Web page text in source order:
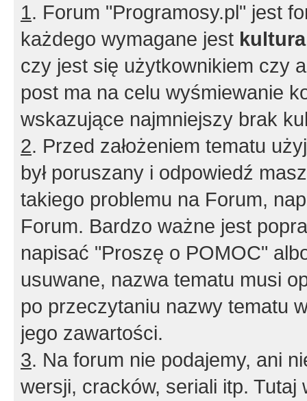
1. Forum "Programosy.pl" jest
każdego wymagane jest
czy jest się użytkownikiem czy
post ma na celu wyśmiewanie
wskazujące najmniejszy brak
2. Przed założeniem tematu
był poruszany i odpowiedź
takiego problemu na Forum,
Forum. Bardzo ważne jest
napisać "Proszę o POMOC"
usuwane, nazwa tematu musi
po przeczytaniu nazwy tematu
jego zawartości.
3. Na forum nie podajemy, ani
wersji, cracków, seriali itp. Tutaj